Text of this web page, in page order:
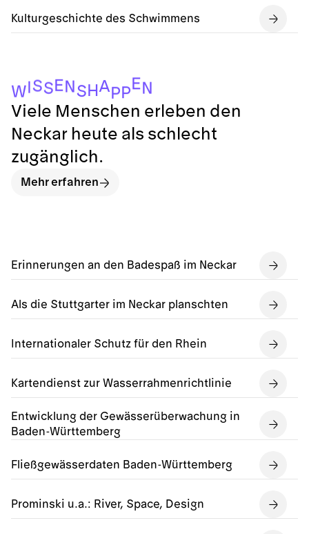
Kulturgeschichte des Schwimmens
Erinnerungen an den Badespaß im Neckar
Als die Stuttgarter im Neckar planschten
Internationaler Schutz für den Rhein
Kartendienst zur Wasserrahmenrichtlinie
Entwicklung der Gewässerüberwachung in
Baden-Württemberg
Fließgewässerdaten Baden-Württemberg
Prominski u.a.: River, Space, Design
W SSE N S H AP PE N
Viele Menschen erleben den
Neckar heute als schlecht
zugänglich.
Mehr erfahren